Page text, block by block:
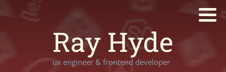
Ray Hyde
ux engineer & frontend developer